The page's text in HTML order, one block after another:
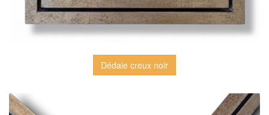
Dédale creux noir